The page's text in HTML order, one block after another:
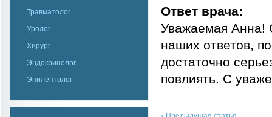
Травматолог
Уролог
Хирург
Эндокринолог
Эпилептолог
Ответ врача:
Уважаемая Анна!
наших ответов,
достаточно
повлиять. С